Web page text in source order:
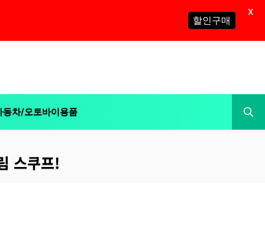
동차/오토바이용품
스쿠프!
할인구매
X